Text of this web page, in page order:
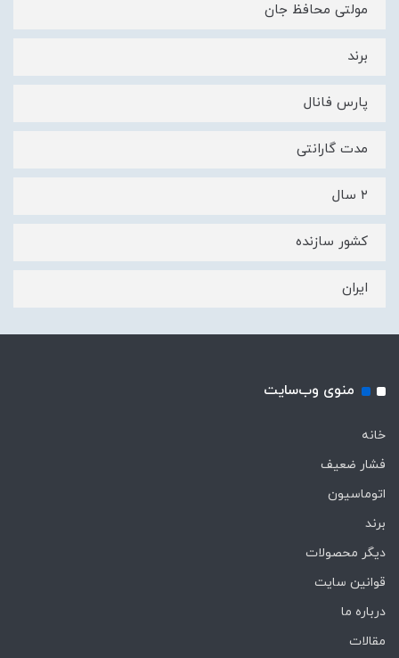
مولتی محافظ جان
برند
پارس فانال
مدت گارانتی
۲ سال
کشور سازنده
ایران
منوی وب‌سایت
خانه
فشار ضعیف
اتوماسیون
برند
دیگر محصولات
قوانین سایت
درباره ما
مقالات